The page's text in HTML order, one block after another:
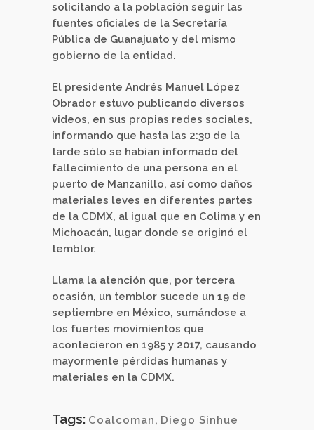
solicitando a la población seguir las
fuentes oficiales de la Secretaría
Pública de Guanajuato y del mismo
gobierno de la entidad.
El presidente Andrés Manuel López
Obrador estuvo publicando diversos
videos, en sus propias redes sociales,
informando que hasta las 2:30 de la
tarde sólo se habían informado del
fallecimiento de una persona en el
puerto de Manzanillo, así como daños
materiales leves en diferentes partes
de la CDMX, al igual que en Colima y en
Michoacán, lugar donde se originó el
temblor.
Llama la atención que, por tercera
ocasión, un temblor sucede un 19 de
septiembre en México, sumándose a
los fuertes movimientos que
acontecieron en 1985 y 2017, causando
mayormente pérdidas humanas y
materiales en la CDMX.
Tags: Coalcoman, Diego Sinhue